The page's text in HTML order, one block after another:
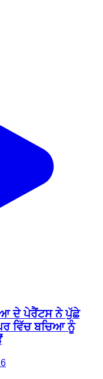
ਦੇ ਪੇਰੈਂਟਸ ਨੇ ਪੁੱਛੇ
ਵਿੱਚ ਬਚਿਆ ਨੂੰ